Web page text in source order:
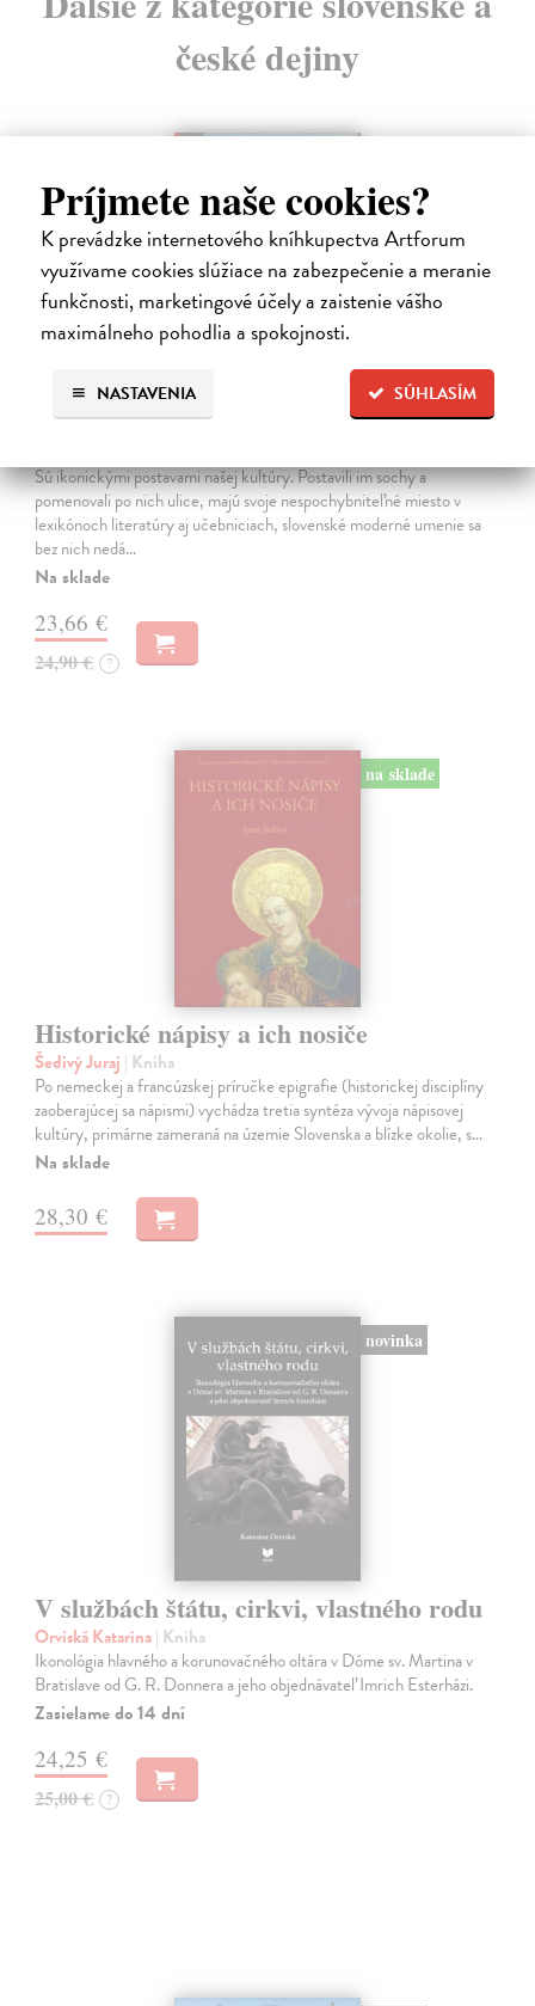
Príjmete naše cookies?
K prevádzke internetového kníhkupectva Artforum
využívame cookies slúžiace na zabezpečenie a meranie
funkčnosti, marketingové účely a zaistenie vášho
maximálneho pohodlia a spokojnosti.
SÚHLASÍM
NASTAVENIA
české dejiny
Studne mútne
Sú ikonickými postavami našej kultúry. Postavili im sochy a
pomenovali po nich ulice, majú svoje nespochybniteľné miesto v
lexikónoch literatúry aj učebniciach, slovenské moderné umenie sa
bez nich nedá…
Na sklade
23,66 €
24,90 € ?
na sklade
Historické nápisy a ich nosiče
Šedivý Juraj | Kniha
Po nemeckej a francúzskej príručke epigrafie (historickej disciplíny
zaoberajúcej sa nápismi) vychádza tretia syntéza vývoja nápisovej
kultúry, primárne zameraná na územie Slovenska a blízke okolie, s…
Na sklade
28,30 €
novinka
V službách štátu, cirkvi, vlastného rodu
Orviská Katarína| Kniha
Ikonológia hlavného a korunovačného oltára v Dóme sv. Martina v
Bratislave od G. R. Donnera a jeho objednávateľ Imrich Esterházi.
Zasielame do 14 dní
24,25 €
25,00 € ?